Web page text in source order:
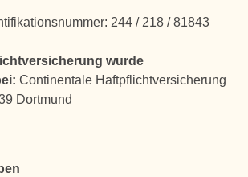
244 / 218 / 81843
wurde
Continentale Haftpflichtversicherung
Dortmund